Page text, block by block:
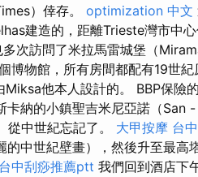
）倖存。 optimization 中文
建造的，距離Trieste灣市中心
次訪問了米拉馬雷城堡（
博物館，所有房間都配有19世
他本人設計的。 BBP保險
納的小鎮聖吉米尼亞諾（San
從中世紀忘記了。 大甲按摩 台
的中世紀壁畫），然後升至最高
台中刮痧推薦ptt 我們回到酒店下